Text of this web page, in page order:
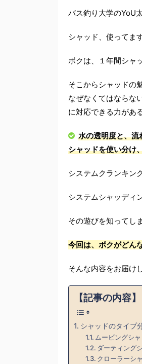
バス釣り大学のYoU
シャッド、使ってま
ボクは、１年間シャ
そこからシャッドの
なぜなくてはならな
に対応できる力があ
水の透明度と、流
シャッドを使い分け
システムクランキン
システムシャッディ
その遊びを知ってし
今回は、ボクがどん
そんな内容をお届け
【記事の内容】
シャッドのタイプ
ムービングシ
ダーティング
クローラーシ